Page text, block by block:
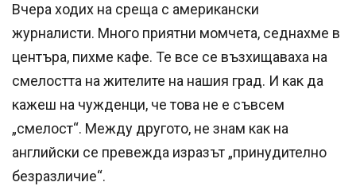
Вчера ходих на среща с американски
журналисти. Много приятни момчета, седнахме в
центъра, пихме кафе. Те все се възхищаваха на
смелостта на жителите на нашия град. И как да
кажеш на чужденци, че това не е съвсем
„смелост“. Между другото, не знам как на
английски се превежда изразът „принудително
безразличие“.